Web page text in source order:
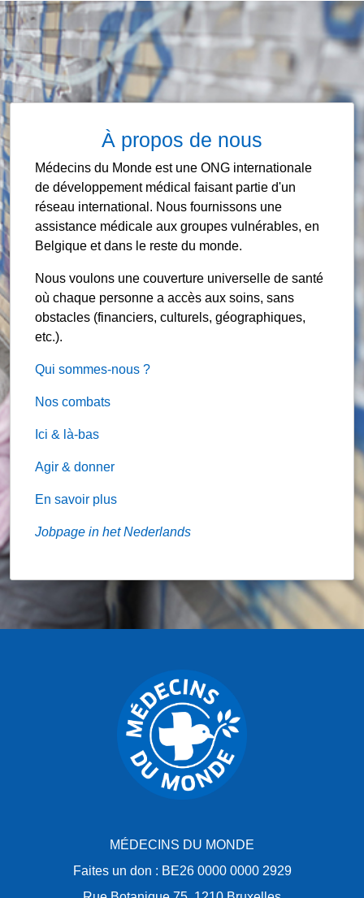
À propos de nous
Médecins du Monde est une ONG internationale
de développement médical faisant partie d'un
réseau international. Nous fournissons une
assistance médicale aux groupes vulnérables, en
Belgique et dans le reste du monde.
Nous voulons une couverture universelle de santé
où chaque personne a accès aux soins, sans
obstacles (financiers, culturels, géographiques,
etc.).
Qui sommes-nous ?
Nos combats
Ici & là-bas
Agir & donner
En savoir plus
Jobpage in het Nederlands
MÉDECINS DU MONDE
Faites un don : BE26 0000 0000 2929